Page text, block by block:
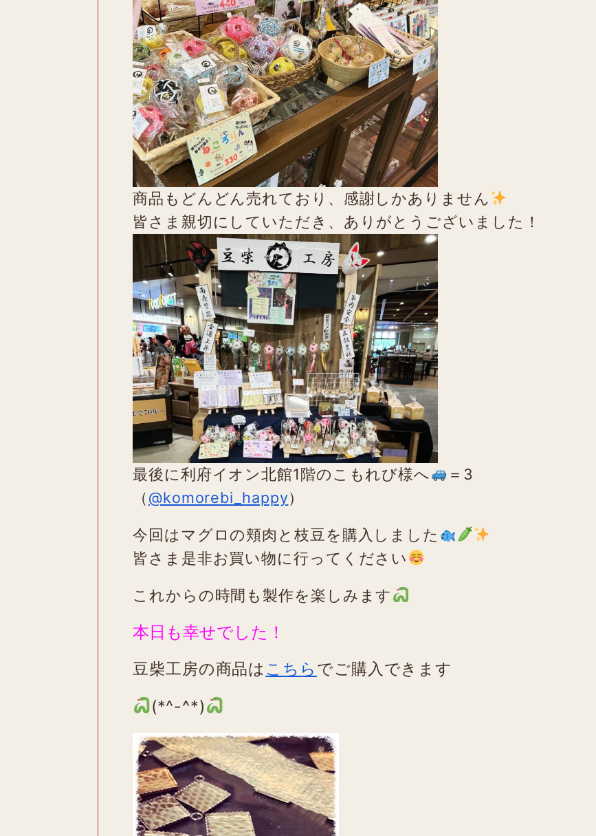
商品もどんどん売れており、感謝しかありません
皆さま親切にしていただき、ありがとうございました！
最後に利府イオン北館1階のこもれび様へ
＝3
（@komorebi_happy）
今回はマグロの頬肉と枝豆を購入しました
皆さま是非お買い物に行ってください
これからの時間も製作を楽しみます
本日も幸せでした！
豆柴工房の商品は こちら でご購入できます
(*^-^*)